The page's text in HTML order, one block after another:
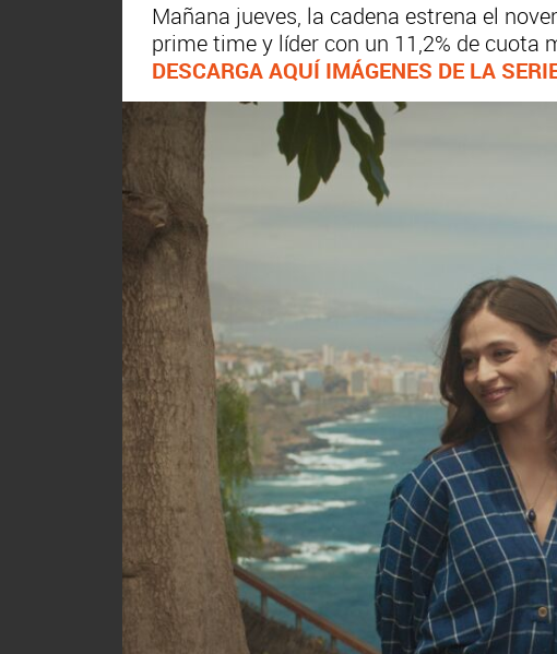
Mañana jueves, la cadena estrena el
prime time y líder con un 11,2% de cuota
DESCARGA AQUÍ IMÁGENES DE LA